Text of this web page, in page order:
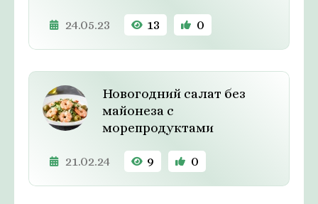
24.05.23 13 0
Новогодний салат без
майонеза с
морепродуктами
21.02.24 9 0